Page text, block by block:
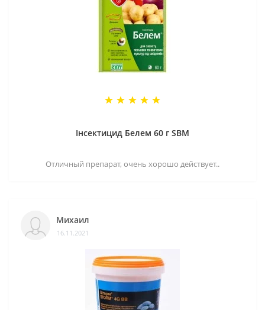
Інсектицид Белем 60 г SBM
Отличный препарат, очень хорошо действует..
Михаил
16.11.2021